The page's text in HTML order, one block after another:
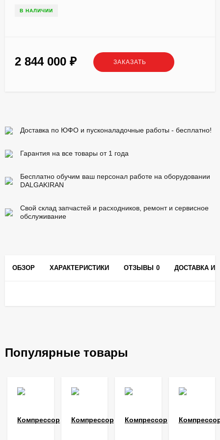
В НАЛИЧИИ
2 844 000 ЗАКАЗАТЬ
Доставка по ЮФО и пусконаладочные работы - бесплатно!
Гарантия на все товары от 1 года
Бесплатно обучим ваш персонал работе на оборудовании
DALGAKIRAN
Свой склад запчастей и расходников, ремонт и сервисное
обслуживание
ОБЗОР ХАРАКТЕРИСТИКИ ОТЗЫВЫ 0 ДОСТАВКА И
Популярные товары